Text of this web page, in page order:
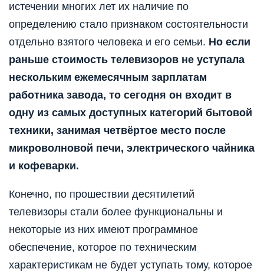
истечении многих лет их наличие по
определению стало признаком состоятельности
отдельно взятого человека и его семьи. Но если
раньше стоимость телевизоров не уступала
нескольким ежемесячным зарплатам
работника завода, то сегодня он входит в
одну из самых доступных категорий бытовой
техники, занимая четвёртое место после
микроволновой печи, электрического чайника
и кофеварки.
Конечно, по прошествии десятилетий
телевизоры стали более функциональны и
некоторые из них имеют программное
обеспечение, которое по техническим
характеристикам не будет уступать тому, которое